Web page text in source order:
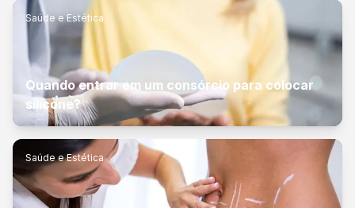
Saúde e Estética
Quando entrar em um consórcio para colocar
silicone?
Saúde e Estética